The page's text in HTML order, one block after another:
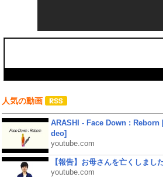
人気の動画
ARASHI - Face Down :
deo]
youtube.com
【報告】お母さんを亡くしました
youtube.com